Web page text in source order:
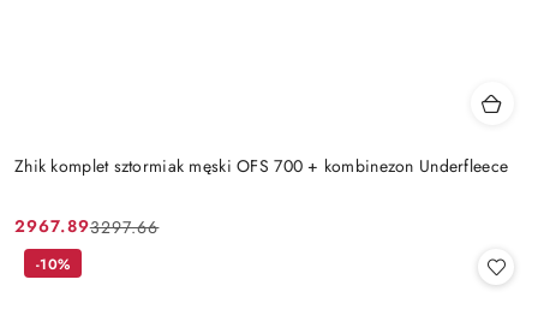
Zhik komplet sztormiak męski OFS 700 + kombinezon Underfleece
Cena
promocyjna:
2967.89
Cena
przed
3297.66
-10%